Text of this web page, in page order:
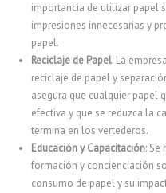
importancia de utilizar papel
impresiones innecesarias y
papel.
Reciclaje de Papel: La
reciclaje de papel y
asegura que cualquier papel
efectiva y que se reduzca la
termina en los vertederos.
Educación y Capacitación:
formación y concienciación
consumo de papel y su